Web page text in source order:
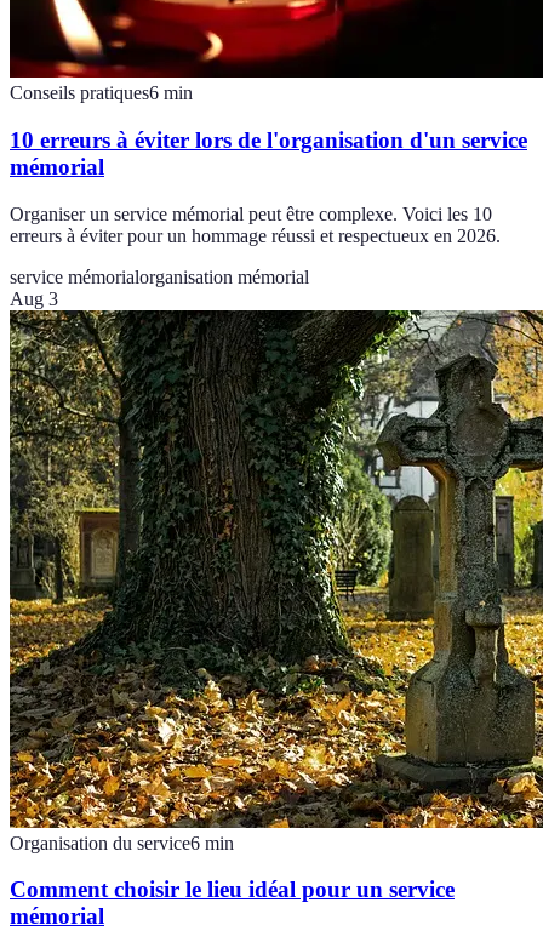
Conseils pratiques6 min
10 erreurs à éviter lors de l'organisation d'un service
mémorial
Organiser un service mémorial peut être complexe. Voici les 10
erreurs à éviter pour un hommage réussi et respectueux en 2026.
service mémorialorganisation mémorial
Aug 3
Organisation du service6 min
Comment choisir le lieu idéal pour un service
mémorial